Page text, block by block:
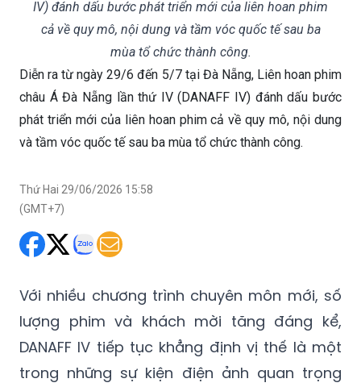
IV) đánh dấu bước phát triển mới của liên hoan phim
cả về quy mô, nội dung và tầm vóc quốc tế sau ba
mùa tổ chức thành công.
Diễn ra từ ngày 29/6 đến 5/7 tại Đà Nẵng, Liên hoan phim
châu Á Đà Nẵng lần thứ IV (DANAFF IV) đánh dấu bước
phát triển mới của liên hoan phim cả về quy mô, nội dung
và tầm vóc quốc tế sau ba mùa tổ chức thành công.
Thứ Hai 29/06/2026 15:58
(GMT+7)
Với nhiều chương trình chuyên môn mới, số
lượng phim và khách mời tăng đáng kể,
DANAFF IV tiếp tục khẳng định vị thế là một
trong những sự kiện điện ảnh quan trọng